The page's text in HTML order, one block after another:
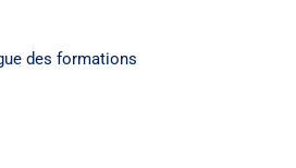
des formations